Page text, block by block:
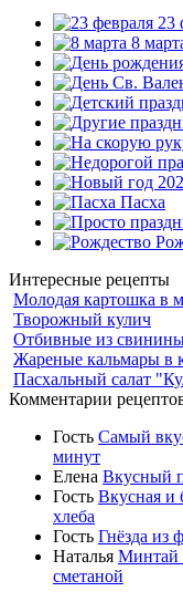
23
8
Пасха
Интересные рецепты
Молодая картошка в
Творожный кулич
Отбивные из
Жареные кальмары в
Пасхальный салат
Комментарии
Гость Самый
минут
Елена Вкусный
Гость Вкусная и
хлеба
Гость Гнёзда из
Наталья Минтай
сметаной